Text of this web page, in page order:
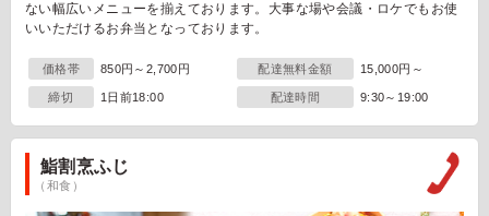
ない幅広いメニューを揃えております。大事な場や会議・ロケでもお使
いいただけるお弁当となっております。
価格帯 850円～2,700円 配達無料金額 15,000円～
締切 1日前18:00 配達時間 9:30～19:00
鮨割烹ふじ
（和食）